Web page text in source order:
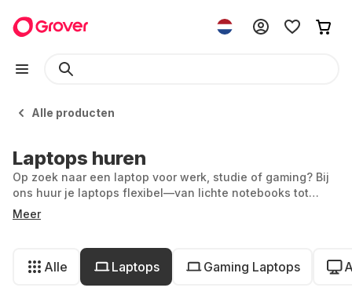
Alle producten
Laptops huren
Op zoek naar een laptop voor werk, studie of gaming? Bij
ons huur je laptops flexibel—van lichte notebooks tot
krachtige gamingmachines. Of je nu een MacBook zoekt of
liever werkt met Lenovo, bij ons vind je altijd een passend
iets hoeft te kopen.
Meer
Alle Laptops Gaming Laptops